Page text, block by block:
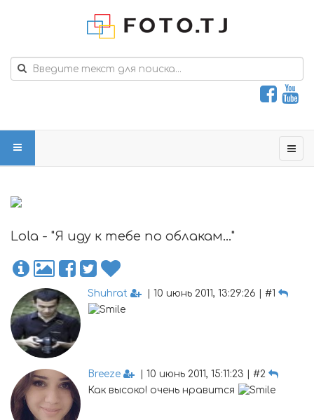
Lola - "Я иду к тебе по облакам..."
Shuhrat | 10 июнь 2011, 13:29:26 | #1
Breeze
| 10 июнь 2011, 15:11:23 | #2
Как высоко! очень нравится